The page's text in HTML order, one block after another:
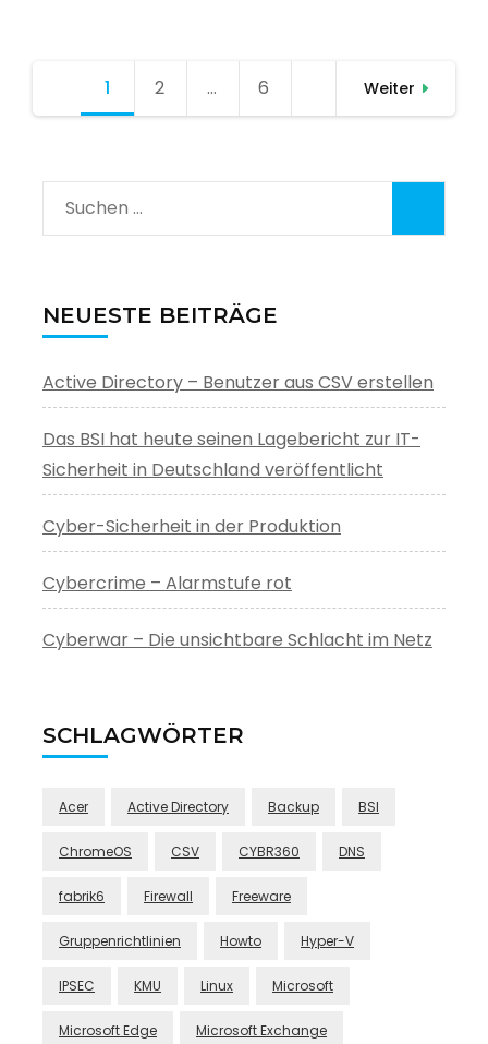
Seitennummerierung
1 Seite
2 … Seite
6 Weiter
Suchen
nach:
NEUESTE BEITRÄGE
Active Directory – Benutzer aus CSV erstellen
Das BSI hat heute seinen Lagebericht zur IT-
Sicherheit in Deutschland veröffentlicht
Cyber-Sicherheit in der Produktion
Cybercrime – Alarmstufe rot
Cyberwar – Die unsichtbare Schlacht im Netz
SCHLAGWÖRTER
Acer Active Directory Backup BSI
ChromeOS CSV CYBR360 DNS
fabrik6 Firewall Freeware
Gruppenrichtlinien Howto Hyper-V
IPSEC KMU Linux Microsoft
Microsoft Edge Microsoft Exchange